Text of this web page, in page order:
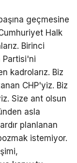
geçmesine
Halk
Birinci
Partisi'ni
kadrolarız. Biz
CHP'yiz. Biz
Size ant olsun
asla
planlanan
istemiyor.